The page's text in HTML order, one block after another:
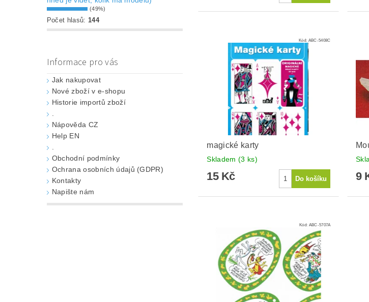
(49%)
Počet hlasů: 144
Informace pro vás
Jak nakupovat
Nové zboží v e-shopu
Historie importů zboží
Nápověda CZ
Help EN
Obchodní podmínky
Ochrana osobních údajů (GDPR)
Kontakty
Napište nám
Kód: ABC-5408C
magické karty
Skladem (3 ks)
15 Kč 9
Kód: ABC-5707A